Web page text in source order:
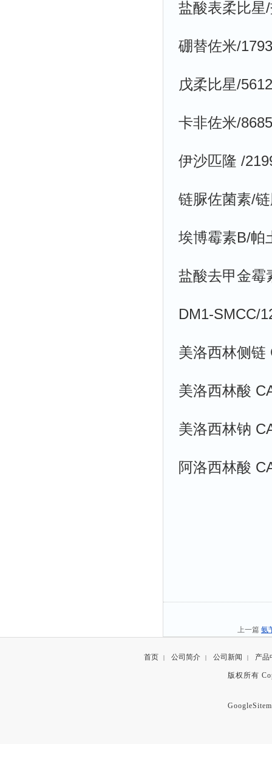
盐酸表柔比星
硼替佐米/
戊柔比星/
卡非佐米/
伊沙匹隆 /
链脲佐菌素/
埃博霉素B/帕
盐酸去甲金霉
DM1-SMCC/
美洛西林侧链
美洛西林酸
美洛西林钠
阿洛西林酸
上一篇 氨
首页 | 公司简介 | 公司新闻 | 产品
版权所有